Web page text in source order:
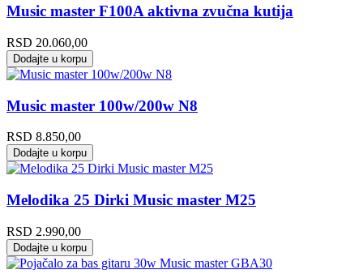
Music master F100A aktivna zvučna kutija
RSD 20.060,00
Dodajte u korpu
Music master 100w/200w N8
RSD 8.850,00
Dodajte u korpu
Melodika 25 Dirki Music master M25
RSD 2.990,00
Dodajte u korpu